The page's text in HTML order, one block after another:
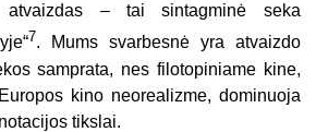
– tai sintagminė seka
7. Mums svarbesnė yra atvaizdo
samprata, nes filotopiniame kine,
kino neorealizme, dominuoja
tikslai.